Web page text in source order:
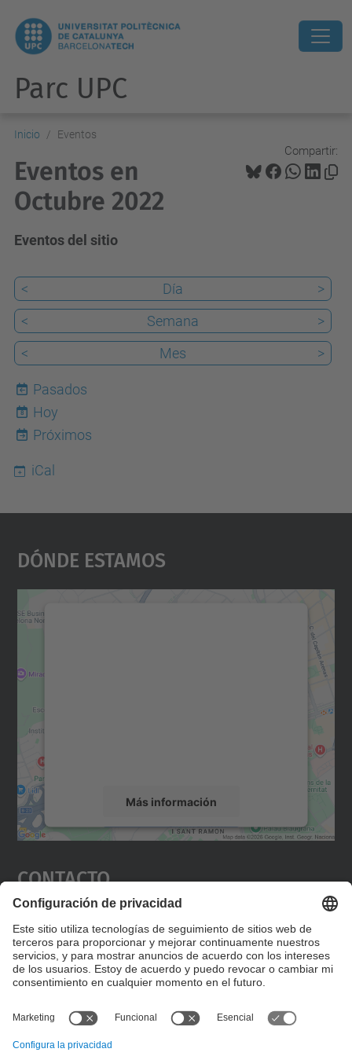
Parc UPC
Inicio Eventos
Compartir:
Eventos en
Octubre 2022
Eventos del sitio
< Día
>
<
Semana
>
<
Mes >
Pasados
8
Hoy
Próximos
iCal
Dónde Estamos
Más información
Aceptar
powered by
Contacto
encontraréis en la raíz de español, vuestros datos
personalizados de contacto.
Formulario de contacto